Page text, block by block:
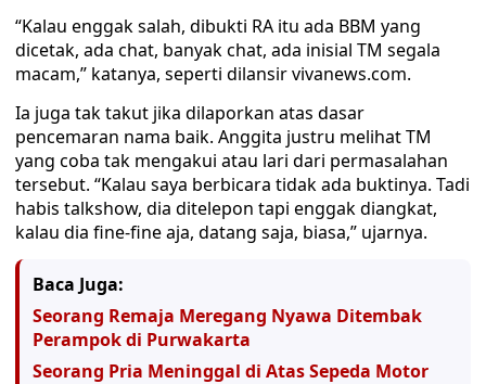
“Kalau enggak salah, dibukti RA itu ada BBM yang
dicetak, ada chat, banyak chat, ada inisial TM segala
macam,” katanya, seperti dilansir vivanews.com.
Ia juga tak takut jika dilaporkan atas dasar
pencemaran nama baik. Anggita justru melihat TM
yang coba tak mengakui atau lari dari permasalahan
tersebut. “Kalau saya berbicara tidak ada buktinya. Tadi
habis talkshow, dia ditelepon tapi enggak diangkat,
kalau dia fine-fine aja, datang saja, biasa,” ujarnya.
Baca Juga:
Seorang Remaja Meregang Nyawa Ditembak
Perampok di Purwakarta
Seorang Pria Meninggal di Atas Sepeda Motor